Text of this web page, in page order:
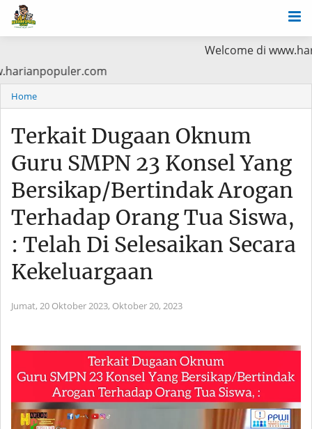
Welcome di
di www.harianpopuler.com
Home
Terkait Dugaan Oknum
Guru SMPN 23 Konsel Yang
Bersikap/Bertindak Arogan
Terhadap Orang Tua Siswa,
: Telah Di Selesaikan Secara
Kekeluargaan
Jumat, 20 Oktober 2023, Oktober 20, 2023